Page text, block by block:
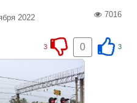
2022 7016
3
0
3